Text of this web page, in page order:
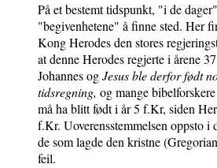
På et bestemt tidspunkt, "i de
"begivenhetene" å finne sted. Her
Kong Herodes den stores
at denne Herodes regjerte i årene
Johannes ogJesus ble derfor født
tidsregning, og mange
må ha blitt født i år 5 f.Kr, siden
f.Kr. Uoverensstemmelsen oppsto i
de som lagde den kristne
feil.